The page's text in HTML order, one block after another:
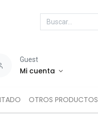
Guest
Mi cuenta
OTROS PRODUCTOS